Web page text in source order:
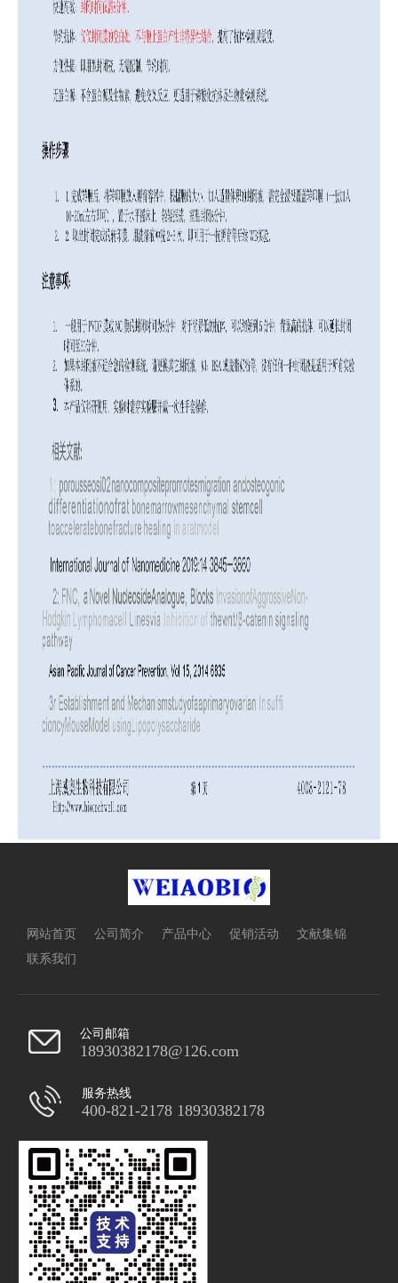
网站首页 公司简介 产品中心 促销活动
文献集锦
联系我们
公司邮箱
18930382178@126.com
服务热线
400-821-2178 18930382178